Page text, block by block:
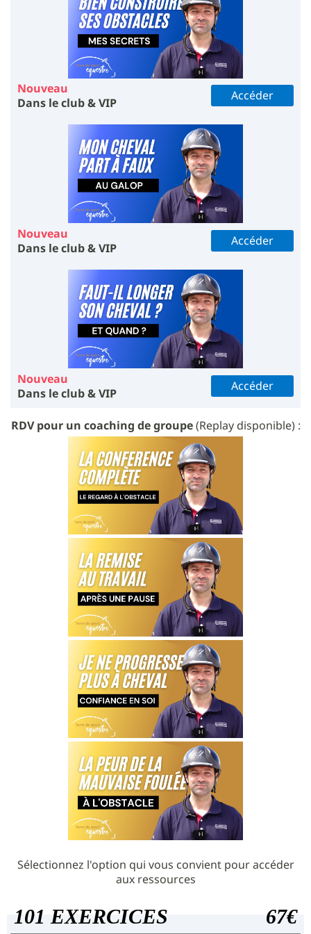
Nouveau
Dans le club & VIP
Accéder
Nouveau
Dans le club & VIP
Accéder
Nouveau
Dans le club & VIP
Accéder
RDV pour un coaching de groupe(Replay disponible) :
Sélectionnez l'option qui vous convient pour accéder
aux ressources
101 EXERCICES 67€